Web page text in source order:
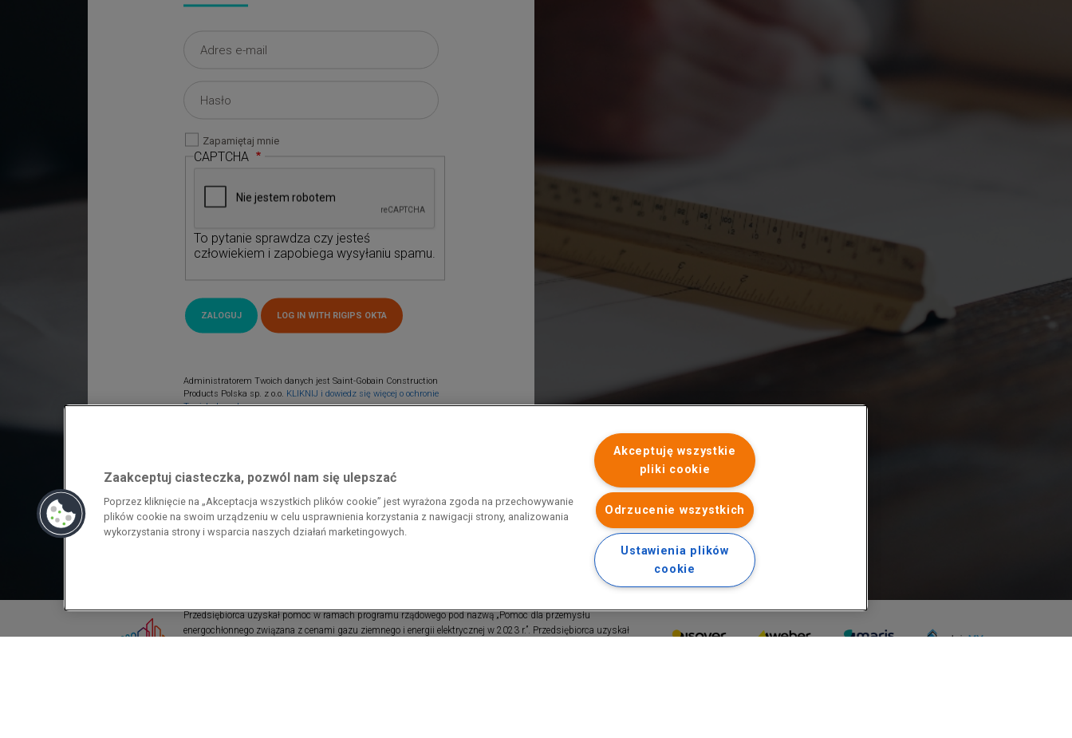
Zapamiętaj mnie
CAPTCHA
To pytanie sprawdza czy jesteś
człowiekiem i zapobiega wysyłaniu spamu.
Administratorem Twoich danych jest Saint-Gobain Construction
Products Polska sp. z o.o. KLIKNIJ i dowiedz się więcej o ochronie
Twoich danych.
Przedsiębiorca uzyskał pomoc w ramach programu rządowego pod nazwą „Pomoc dla przemysłu
energochłonnego związana z cenami gazu ziemnego i energii elektrycznej w 2023 r.”. Przedsiębiorca uzyskał
Zaakceptuj ciasteczka, pozwól nam się ulepszać
Poprzez kliknięcie na „Akceptacja wszystkich plików cookie” jest wyrażona zgoda na przechowywanie
plików cookie na swoim urządzeniu w celu usprawnienia korzystania z nawigacji strony, analizowania
wykorzystania strony i wsparcia naszych działań marketingowych.
Akceptuję wszystkie
pliki cookie
Odrzucenie wszystkich
Ustawienia plików
cookie